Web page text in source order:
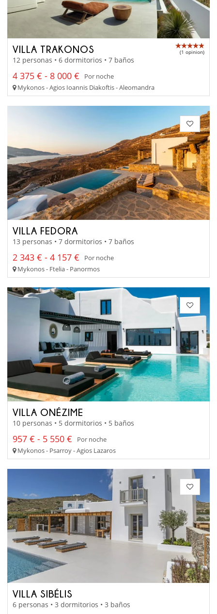
VILLA TRAKONOS (1 opinion)
12 personas • 6 dormitorios • 7 baños
4 375 € - 8 000 €
Por noche
Mykonos - Agios Ioannis Diakoftis - Aleomandra
VILLA FEDORA
13 personas • 7 dormitorios • 7 baños
2 343 € - 4 157 €
Por noche
Mykonos - Ftelia - Panormos
VILLA ONÉZIME
10 personas • 5 dormitorios • 5 baños
957 € - 5 550 €
Por noche
Mykonos - Psarroy - Agios Lazaros
VILLA SIBÉLIS
6 personas • 3 dormitorios • 3 baños